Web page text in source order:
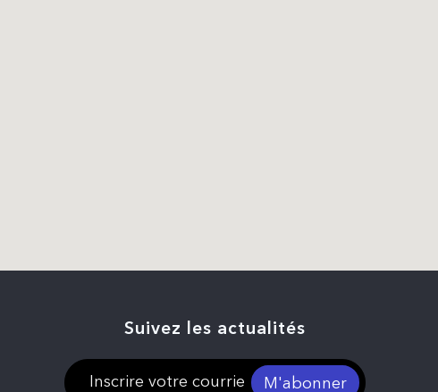
Suivez les actualités
M'abonner